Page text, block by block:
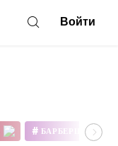
Войти
# БАРБЕРШОП